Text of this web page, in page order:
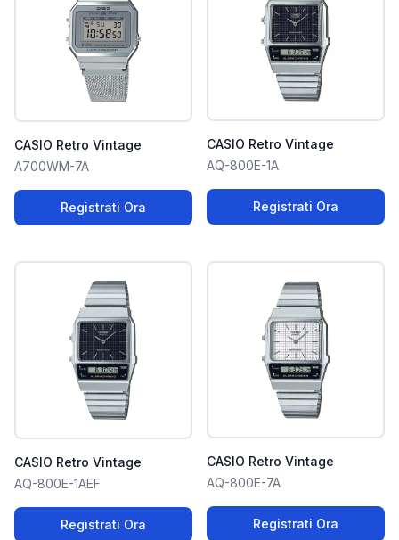
CASIO Retro Vintage
A700WM-7A
Registrati Ora
CASIO Retro Vintage
AQ-800E-1A
Registrati Ora
CASIO Retro Vintage
AQ-800E-1AEF
Registrati Ora
CASIO Retro Vintage
AQ-800E-7A
Registrati Ora